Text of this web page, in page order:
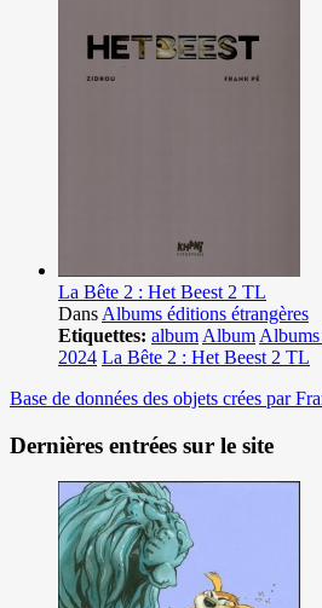
La Bête 2 : Het Beest 2 TL
Dans Albums éditions étrangères
Etiquettes: album Album Albums
2024 La Bête 2 : Het Beest 2 TL
Base de données des objets crées par
Dernières entrées sur le site